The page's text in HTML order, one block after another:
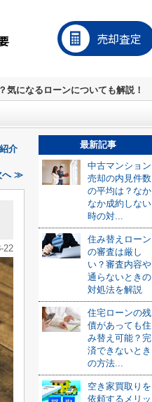
売却査定
気になるローンについても解説！
介
へ ≫
22
最新記事
中古マンション
売却の内見件数
の平均は？なか
なか成約しない
時の対...
住み替えローン
の審査は厳し
い？審査内容や
通らないときの
対処法を解説
住宅ローンの残
債があっても住
み替え可能？完
済できないとき
の方法...
空き家買取りを
依頼するメリッ